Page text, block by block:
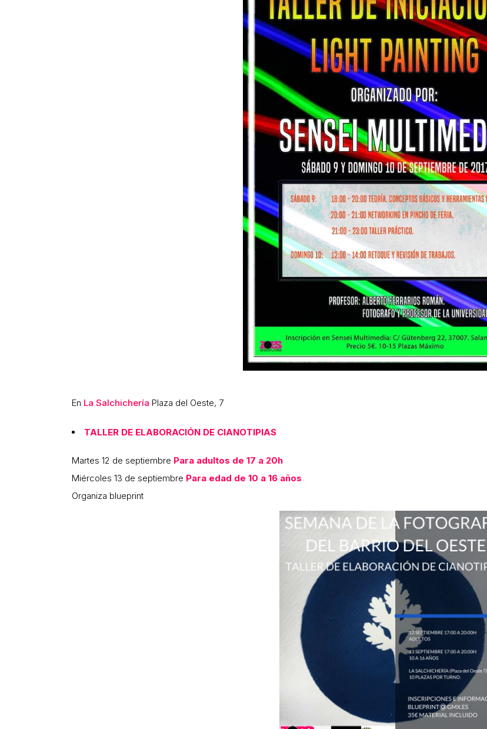
En La Salchichería Plaza del Oeste, 7
TALLER DE ELABORACIÓN DE CIANOTIPIAS
Martes 12 de septiembre Para adultos de 17 a 20h
Miércoles 13 de septiembre Para edad de 10 a 16 años
Organiza blueprint